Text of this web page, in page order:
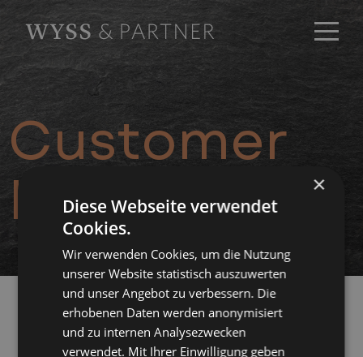
Customer
Information
Customer Information
×
Diese Webseite verwendet
Cookies.
Wir verwenden Cookies, um die Nutzung
unserer Website statistisch auszuwerten
und unser Angebot zu verbessern. Die
erhobenen Daten werden anonymisiert
und zu internen Analysezwecken
verwendet. Mit Ihrer Einwilligung geben